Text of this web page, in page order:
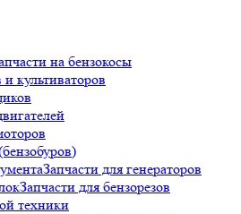
на бензокосы
культиваторов
Запчасти для генераторов
Запчасти для бензорезов
техники